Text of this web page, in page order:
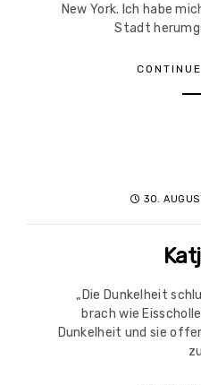
New York. Ich habe
Stadt
30.
„Die Dunkelheit
brach wie
Dunkelheit und sie